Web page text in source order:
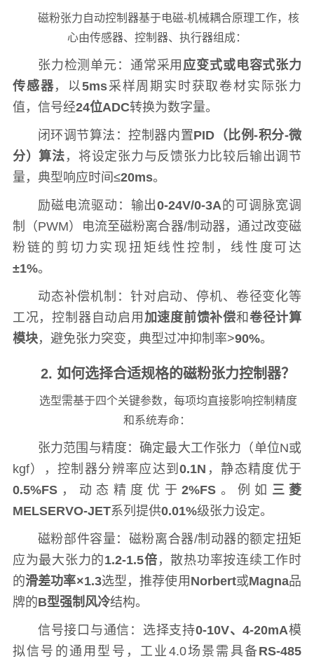
磁粉张力自动控制器基于电磁-机械耦合原理工作，核
心由传感器、控制器、执行器组成：
张力检测单元：通常采用 应变式或电容式张力
传感器，以5ms采样周期实时获取卷材实际张力
值，信号经24位ADC转换为数字量。
闭环调节算法：控制器内置PID（比例-积分-微
分）算法 ，将设定张力与反馈张力比较后输出调节
量，典型响应时间≤20ms。
励磁电流驱动：输出0-24V/0-3A的可调脉宽调
制（PWM）电流至磁粉离合器/制动器，通过改变磁
粉链的剪切力实现扭矩线性控制，线性度可达
±1%。
动态补偿机制：针对启动、停机、卷径变化等
工况，控制器自动启用 加速度前馈补偿和 卷径计算
模块，避免张力突变，典型过冲抑制率>90%。
2. 如何选择合适规格的磁粉张力控制器？
选型需基于四个关键参数，每项均直接影响控制精度
和系统寿命：
张力范围与精度：确定最大工作张力（单位N或
kgf），控制器分辨率应达到0.1N ，静态精度优于
0.5%FS，动态精度优于2%FS 。例如 三菱
MELSERVO-JET系列提供0.01%级张力设定。
磁粉部件容量：磁粉离合器/制动器的额定扭矩
应为最大张力的1.2-1.5倍 ，散热功率按连续工作时
的滑差功率×1.3选型，推荐使用 Norbert或Magna品
牌的B型强制风冷结构。
信号接口与通信：选择支持0-10V、4-20mA模
拟信号的通用型号，工业4.0场景需具备RS-485